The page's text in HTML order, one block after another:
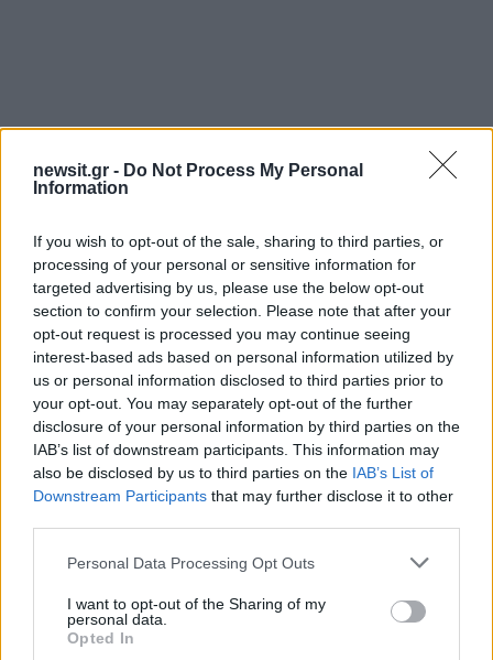
newsit.gr - Do Not Process My Personal
Information
If you wish to opt-out of the sale, sharing to third parties, or
processing of your personal or sensitive information for
targeted advertising by us, please use the below opt-out
section to confirm your selection. Please note that after your
opt-out request is processed you may continue seeing
interest-based ads based on personal information utilized by
us or personal information disclosed to third parties prior to
your opt-out. You may separately opt-out of the further
disclosure of your personal information by third parties on the
IAB’s list of downstream participants. This information may
also be disclosed by us to third parties on the IAB’s List of
Downstream Participants that may further disclose it to other
Please note that this website/app uses one or more Google
not limited to your visit or usage behaviour. You may click to
grant or deny consent to Google and its third-party tags to
use your data for below specified purposes in below Google
Personal Data Processing Opt Outs
I want to opt-out of the Sharing of my
personal data.
Opted In
Αν τα χάσατε
στις ΗΠΑ για τα Στενά του
κάνουμε πίσω, είτε σε
πόλεμο είτε σε
διαπραγματεύσεις»
4χρονος βρέθηκε